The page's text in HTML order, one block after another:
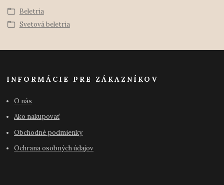
Beletria
Svetová beletria
INFORMÁCIE PRE ZÁKAZNÍKOV
O nás
Ako nakupovať
Obchodné podmienky
Ochrana osobných údajov